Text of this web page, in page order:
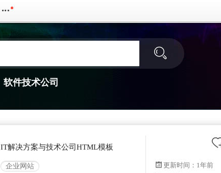
软件技术公司
IT解决方案与技术公司HTML模板
企业网站 更新时间： 1年前